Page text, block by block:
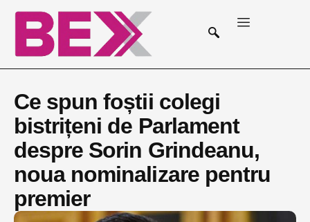
Ce spun foștii colegi
bistrițeni de Parlament
despre Sorin Grindeanu,
noua nominalizare pentru
premier